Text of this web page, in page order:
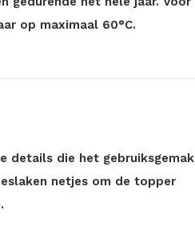
op maximaal 60°C.
details die het gebruiksgemak
netjes om de topper